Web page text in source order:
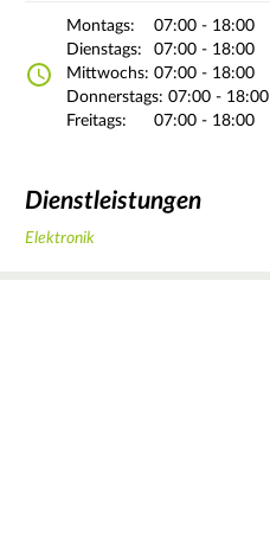
Montags:
07:00 - 18:00
Dienstags:
07:00 - 18:00
Mittwochs: 07:00 - 18:00
Donnerstags: 07:00 - 18:00
Freitags:
07:00 - 18:00
Dienstleistungen
Elektronik